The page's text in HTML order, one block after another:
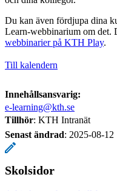
Du kan även fördjupa dina
Learn-webbinarium om det.
webbinarier på KTH Play.
Till kalendern
Innehållsansvarig:
e-learning@kth.se
Tillhör: KTH Intranät
Senast ändrad: 2025-08-12
Skolsidor